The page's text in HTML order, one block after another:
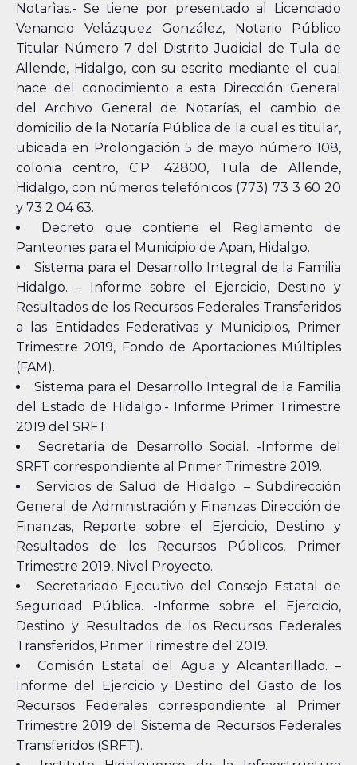
Notarìas.- Se tiene por presentado al Licenciado
Venancio Velázquez González, Notario Público
Titular Número 7 del Distrito Judicial de Tula de
Allende, Hidalgo, con su escrito mediante el cual
hace del conocimiento a esta Dirección General
del Archivo General de Notarías, el cambio de
domicilio de la Notaría Pública de la cual es titular,
ubicada en Prolongación 5 de mayo número 108,
colonia centro, C.P. 42800, Tula de Allende,
Hidalgo, con números telefónicos (773) 73 3 60 20
y 73 2 04 63.
Decreto que contiene el Reglamento de
Panteones para el Municipio de Apan, Hidalgo.
Sistema para el Desarrollo Integral de la Familia
Hidalgo. – Informe sobre el Ejercicio, Destino y
Resultados de los Recursos Federales Transferidos
a las Entidades Federativas y Municipios, Primer
Trimestre 2019, Fondo de Aportaciones Múltiples
(FAM).
Sistema para el Desarrollo Integral de la Familia
del Estado de Hidalgo.- Informe Primer Trimestre
2019 del SRFT.
Secretaría de Desarrollo Social. -Informe del
SRFT correspondiente al Primer Trimestre 2019.
Servicios de Salud de Hidalgo. – Subdirección
General de Administración y Finanzas Dirección de
Finanzas, Reporte sobre el Ejercicio, Destino y
Resultados de los Recursos Públicos, Primer
Trimestre 2019, Nivel Proyecto.
Secretariado Ejecutivo del Consejo Estatal de
Seguridad Pública. -Informe sobre el Ejercicio,
Destino y Resultados de los Recursos Federales
Transferidos, Primer Trimestre del 2019.
Comisión Estatal del Agua y Alcantarillado. –
Informe del Ejercicio y Destino del Gasto de los
Recursos Federales correspondiente al Primer
Trimestre 2019 del Sistema de Recursos Federales
Transferidos (SRFT).